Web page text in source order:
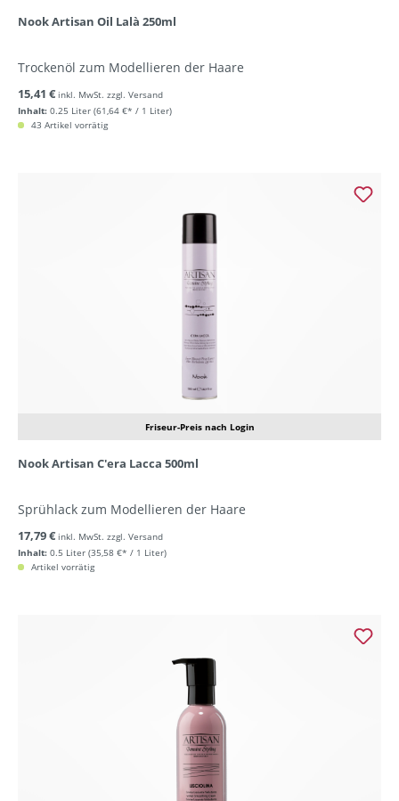
Nook Artisan Oil Lalà 250ml
Trockenöl zum Modellieren der Haare
Inhalt: 0.25 Liter (61,64 €* / 1 Liter)
15,41 € inkl. MwSt. zzgl. Versand
43 Artikel vorrätig
Friseur-Preis nach Login
Nook Artisan C'era Lacca 500ml
Sprühlack zum Modellieren der Haare
Inhalt: 0.5 Liter (35,58 €* / 1 Liter)
17,79 € inkl. MwSt. zzgl. Versand
Artikel vorrätig